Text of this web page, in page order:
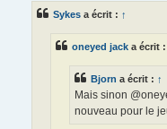
Sykes a écrit : ↑
oneyed jack a écrit :
Bjorn a écrit : ↑
Mais sinon
nouveau pour le